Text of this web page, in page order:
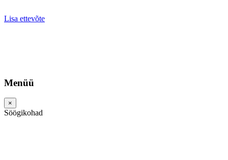
Lisa ettevõte
Menüü
×
Söögikohad